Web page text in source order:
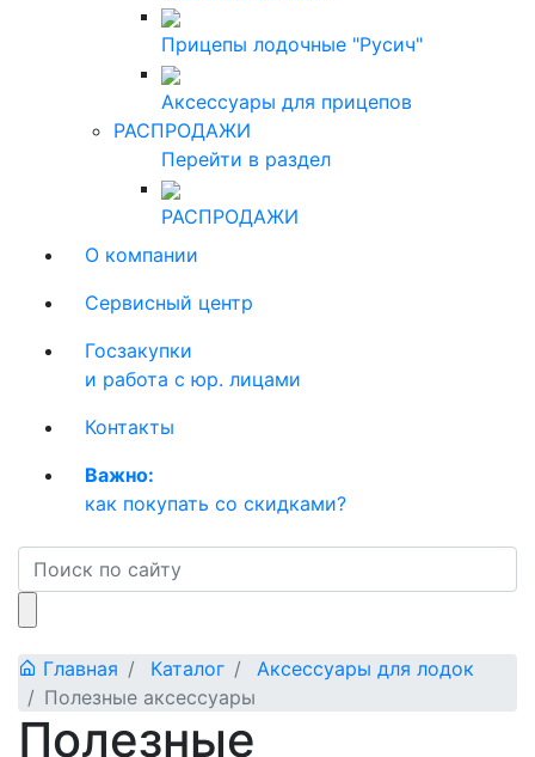
Прицепы лодочные "Русич"
Аксессуары для прицепов
РАСПРОДАЖИ
Перейти в раздел
РАСПРОДАЖИ
О компании
Сервисный центр
Госзакупки
и работа с юр. лицами
Контакты
Важно:
как покупать со скидками?
Главная Каталог
Аксессуары для лодок
Полезные аксессуары
Полезные